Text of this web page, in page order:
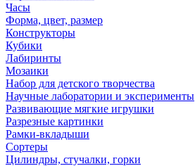
Часы
Форма, цвет, размер
Конструкторы
Кубики
Лабиринты
Мозаики
Набор для детского творчества
Научные лаборатории и эксперименты
Развивающие мягкие игрушки
Разрезные картинки
Рамки-вкладыши
Сортеры
Цилиндры, стучалки, горки